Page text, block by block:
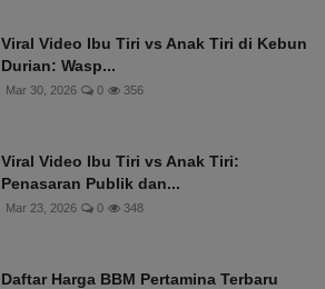
Viral Video Ibu Tiri vs Anak Tiri di Kebun
Durian: Wasp...
Mar 30, 2026 0 356
Viral Video Ibu Tiri vs Anak Tiri:
Penasaran Publik dan...
Mar 23, 2026 0 348
Daftar Harga BBM Pertamina Terbaru